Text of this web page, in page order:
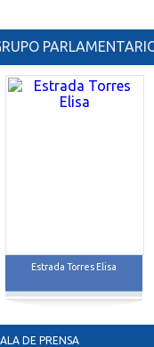
Estrada Torres Elisa
DE PRENSA